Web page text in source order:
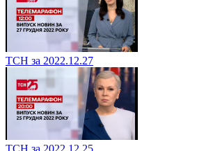
ТСН за 2022.12.27
ТСН за 2022.12.25